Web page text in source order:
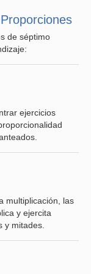
Rojas, quien
para
esta
con el
siete
que
a día, para
la clase,
para la
la
se realizan
la primera vez
que los
de séptimo
ejercicios
multiplicación, las
y ejercita
y mitades.